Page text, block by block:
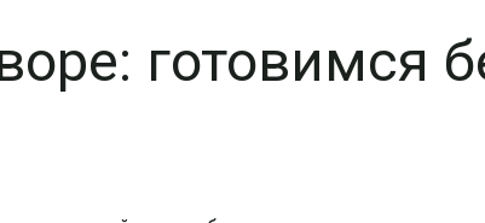
готовимся